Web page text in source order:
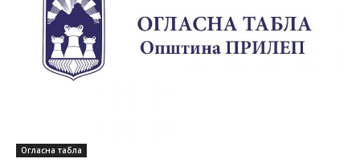
Огласна табла